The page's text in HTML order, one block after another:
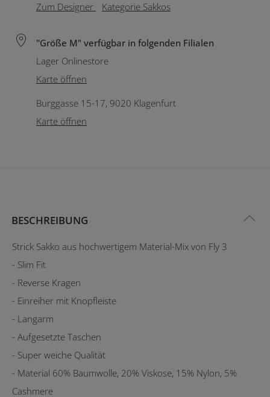
Zum Designer Kategorie Sakkos
"Größe M" verfügbar in folgenden Filialen
Lager Onlinestore
Karte öffnen
Burggasse 15-17, 9020 Klagenfurt
Karte öffnen
BESCHREIBUNG
Strick Sakko aus hochwertigem Material-Mix von Fly 3
- Slim Fit
- Reverse Kragen
- Einreiher mit Knopfleiste
- Langarm
- Aufgesetzte Taschen
- Super weiche Qualität
- Material 60% Baumwolle, 20% Viskose, 15% Nylon, 5%
Cashmere